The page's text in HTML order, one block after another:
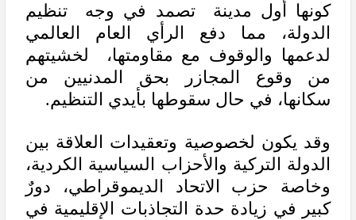
كونها أول مدينة تصمد في وجه تنظيم
الدولة، مما دفع الرأي العام العالمي
لدعمها والوقوف مع مقاومتها، لخشيتهم
من وقوع المجازر بحق المدنيين من
سكانها، في حال سقوطها بأيدي التنظيم.
وقد يكون لخصوصية وتعقيدات العلاقة بين
الدولة التركية والأحزاب السياسية الكردية،
وخاصة حزب الاتحاد الديموقراطي، دورٌ
كبير في زيادة حدة التجاذبات الإقليمية في